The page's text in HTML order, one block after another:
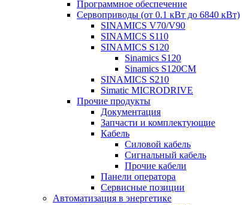
Программное обеспечение
Сервоприводы (от 0.1 кВт до 6840 кВт)
SINAMICS V70/V90
SINAMICS S110
SINAMICS S120
Sinamics S120
Sinamics S120CM
SINAMICS S210
Simatic MICRODRIVE
Прочие продукты
Документация
Запчасти и комплектующие
Кабель
Силовой кабель
Сигнальный кабель
Прочие кабели
Панели оператора
Сервисные позиции
Автоматизация в энергетике